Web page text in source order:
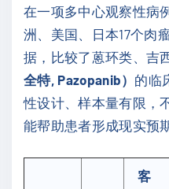
在一项多中心观察性病
洲、美国、日本17个肉
据，比较了蒽环类、吉
全特, Pazopanib） 的临
性设计、样本量有限，
能帮助患者形成现实预期
客